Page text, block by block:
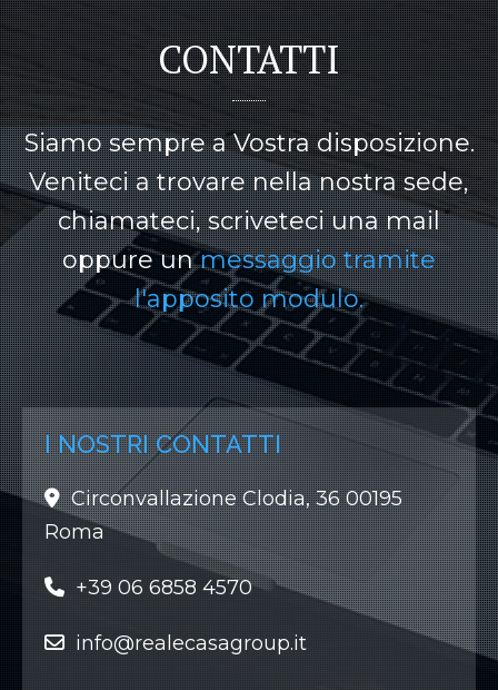
CONTATTI
Siamo sempre a Vostra disposizione.
Veniteci a trovare nella nostra sede,
chiamateci, scriveteci una mail
oppure unmessaggio tramite
l'apposito modulo.
I NOSTRI CONTATTI
Circonvallazione Clodia, 36 00195
Roma
+39 06 6858 4570
info@realecasagroup.it